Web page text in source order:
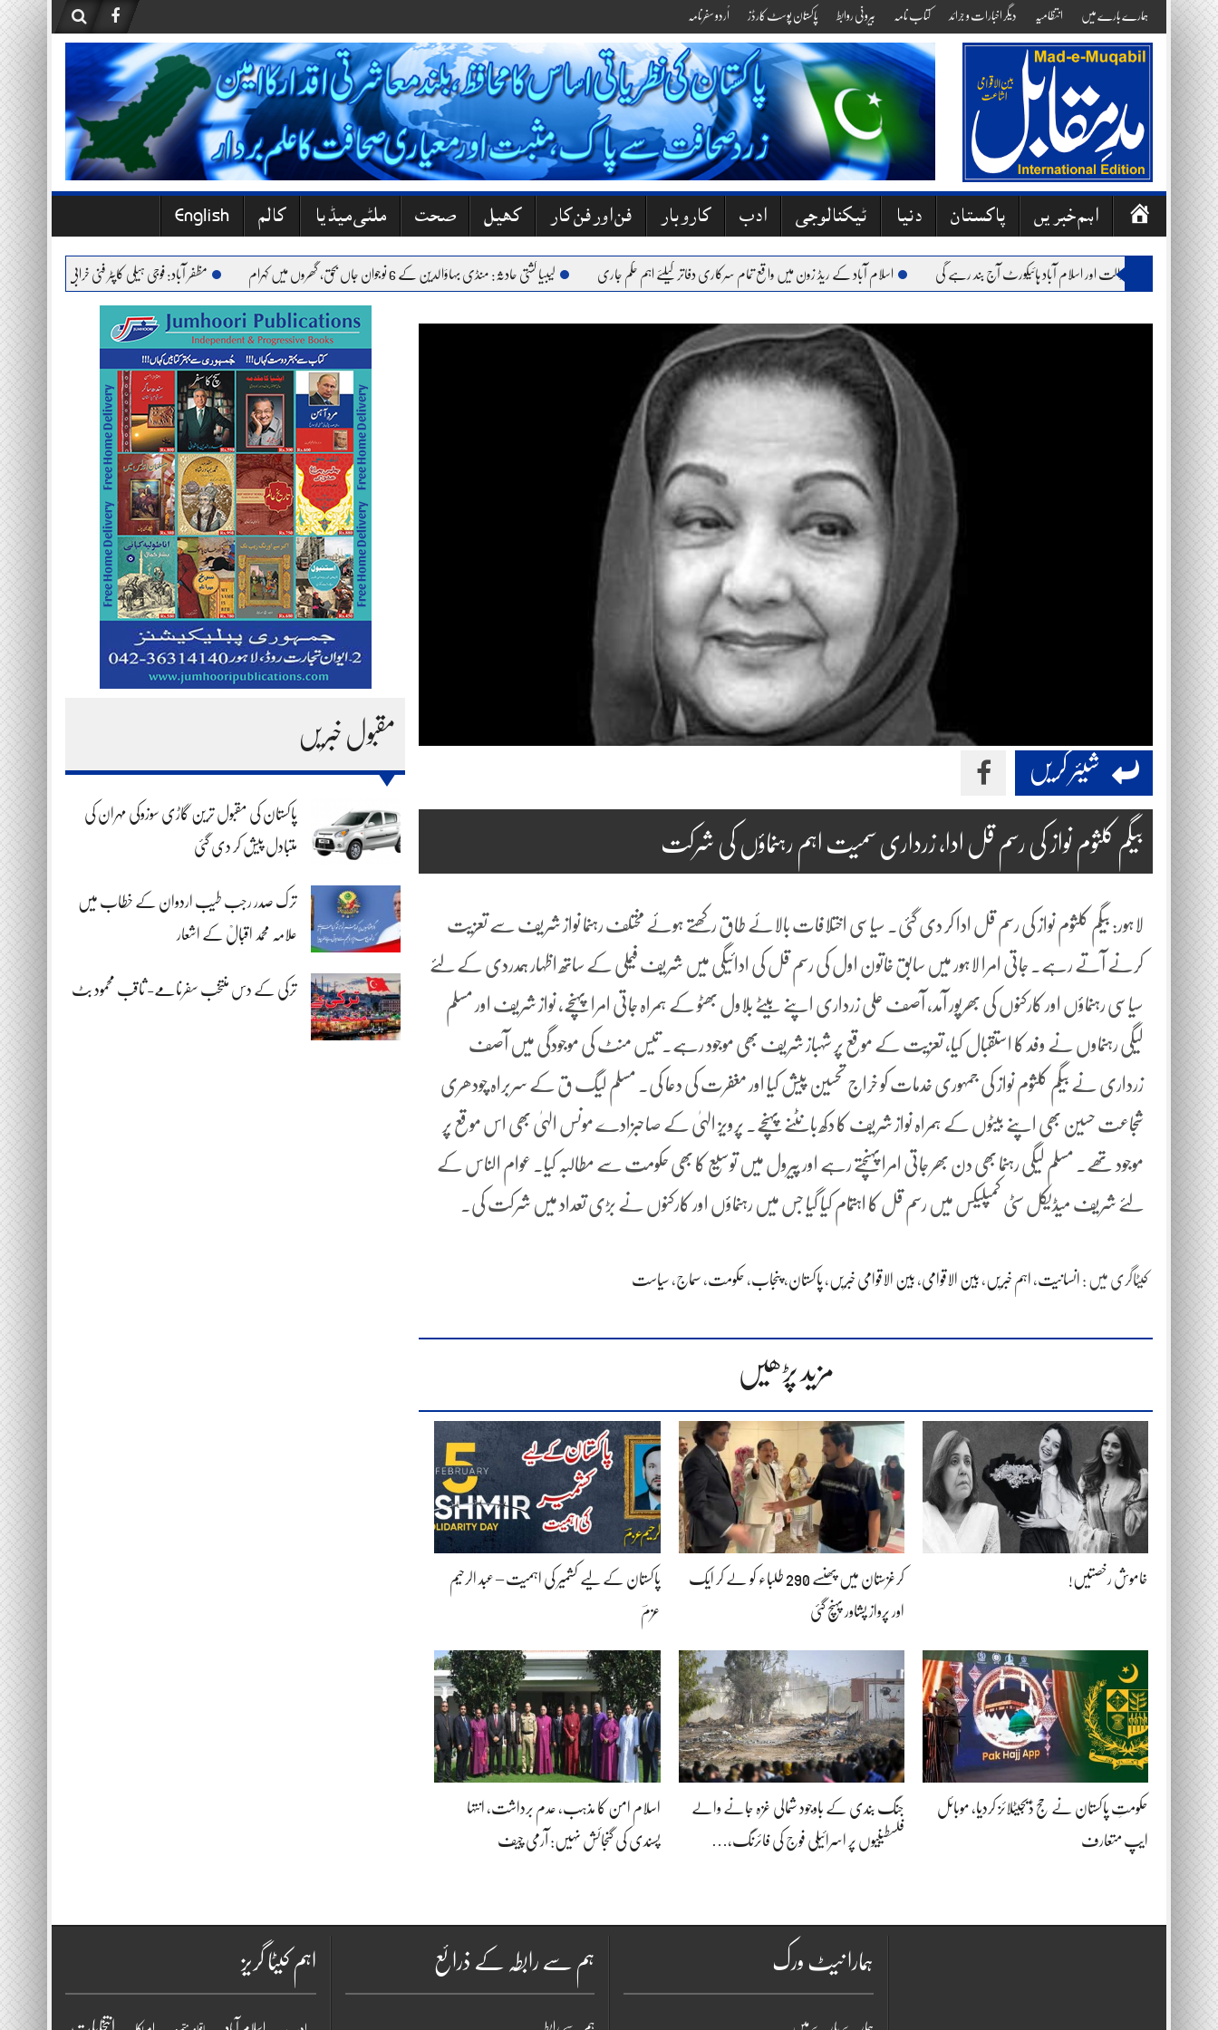
to
content
ہمارے بارے میں انتظامیہ دیگر اخبارات و جرائد کتاب نامہ بیرونی روابط پاکستان پوسٹ کارڈز اُردو سفرنامہ
ص
ف
ہ
ا
اہم خبریں پاکستان دنیا ٹیکنالوجی ادب کاروبار فن اور فن کار کھیل صحت ملٹی میڈیا کالم English
وفاقی آئینی عدالت اور اسلام آباد ہائیکورٹ آج بند رہے گی اسلام آباد کے ریڈ زون میں واقع تمام سرکاری دفاتر کیلئے اہم حکم جاری لیبیا کشتی حادثہ: منڈی بہاؤالدین کے 6 نوجوان جاں بحق، گھروں میں کہرام مظفر آباد: فوجی ہیلی کاپٹر فنی خرابی کے باعث حادثے کا
مقبول خبریں
پاکستان کی مقبول ترین گاڑی سوزوکی مہران کی
متبادل پیش کر دی گئی
ترک صدر رجب طیب اردوان کے خطاب میں
علامہ محمد اقبالؒ کے اشعار
ترکی کے دس منتخب سفرنامے- ثاقب محمود بٹ
شیئر کریں
بیگم کلثوم نواز کی رسم قل ادا، زرداری سمیت اہم رہنماؤں کی شرکت
لاہور: بیگم کلثوم نواز کی رسم قل ادا کر دی گئی۔ سیاسی اختلافات بالائے طاق رکھتے ہوئے مختلف رہنما نواز شریف سے تعزیت
کرنے آتے رہے۔ جاتی امرا لاہور میں سابق خاتون اول کی رسم قل کی ادائیگی میں شریف فیملی کے ساتھ اظہار ہمدردی کے لئے
سیاسی رہنماؤں اور کارکنوں کی بھرپور آمد، آصف علی زرداری اپنے بیٹے بلاول بھٹو کے ہمراہ جاتی امرا پہنچے، نواز شریف اور مسلم
لیگی رہنماوں نے وفد کا استقبال کیا، تعزیت کے موقع پر شہباز شریف بھی موجود رہے۔ تیس منٹ کی موجودگی میں آصف
زرداری نے بیگم کلثوم نواز کی جمہوری خدمات کو خراج تحسین پیش کیا اور مغفرت کی دعا کی۔ مسلم لیگ ق کے سربراہ چودھری
شجاعت حسین بھی اپنے بیٹوں کے ہمراہ نواز شریف کا دکھ بانٹنے پہنچے۔ پرویز الہیٰ کے صاحبزادے مونس الہیٰ بھی اس موقع پر
موجود تھے۔ مسلم لیگی رہنما بھی دن بھر جاتی امرا پہنچتے رہے اور پیرول میں توسیع کا بھی حکومت سے مطالبہ کیا۔ عوام الناس کے
لئے شریف میڈیکل سٹی کمپلیکس میں رسم قل کا اہتمام کیا گیا جس میں رہنماؤں اور کارکنوں نے بڑی تعداد میں شرکت کی۔
کیٹاگری میں : انسانیت، اہم خبریں ، بین الاقوامی، بین الاقوامی خبریں ، پاکستان،پنجاب، حکومت، سماج، سیاست
مزید پڑھیں
خاموش رخصتیں! کرغزستان میں پھنسے 290 طلباء کو لے کر ایک
اور پرواز پشاور پہنچ گئی
پاکستان کے لیے کشمیر کی اہمیت – عبد الرحیم
عزمؔ
حکومتِ پاکستان نے حج ڈیجیٹلائز کردیا، موبائل
ایپ متعارف
جنگ بندی کے باوجود شمالی غزہ جانے والے
فلسطینیوں پر اسرائیلی فوج کی فائرنگ،…
اسلام امن کا مذہب، عدم برداشت، انتہا
پسندی کی گنجائش نہیں: آرمی چیف
اہم کیٹا گریز ہم سے رابطہ کے ذرائع
ہم سے رابطہ
ہمارا نیٹ ورک
ہمارے بارے میں